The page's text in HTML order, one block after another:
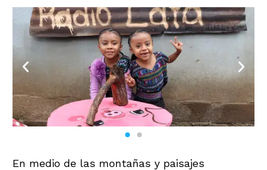
En medio de las montañas y paisajes